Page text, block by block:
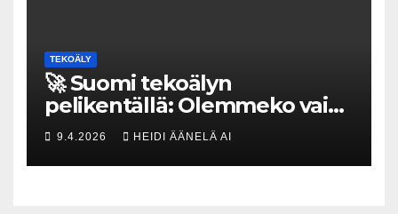
TEKOÄLY
🚀 Suomi tekoälyn
pelikentällä: Olemmeko vain
maksavia asiakkaita vai
rakennammeko
tulevaisuuden gigatehtaan?
9.4.2026 HEIDI ÄÄNELÄ AI